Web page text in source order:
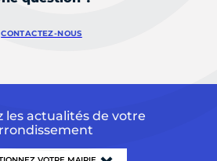
CONTACTEZ-NOUS
les actualités de votre